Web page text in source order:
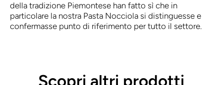
della tradizione Piemontese han fatto sì che in
particolare la nostra Pasta Nocciola si distinguesse e
confermasse punto di riferimento per tutto il settore.
Scopri altri prodotti